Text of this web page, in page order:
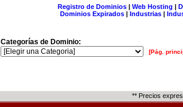
Registro de Dominios| Web Hosting |
Dominios Expirados | Industrias |
Categorías de Dominio:
[Pág.
** Precios